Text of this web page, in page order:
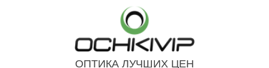
ОПТИКА ЛУЧШИХ ЦЕН